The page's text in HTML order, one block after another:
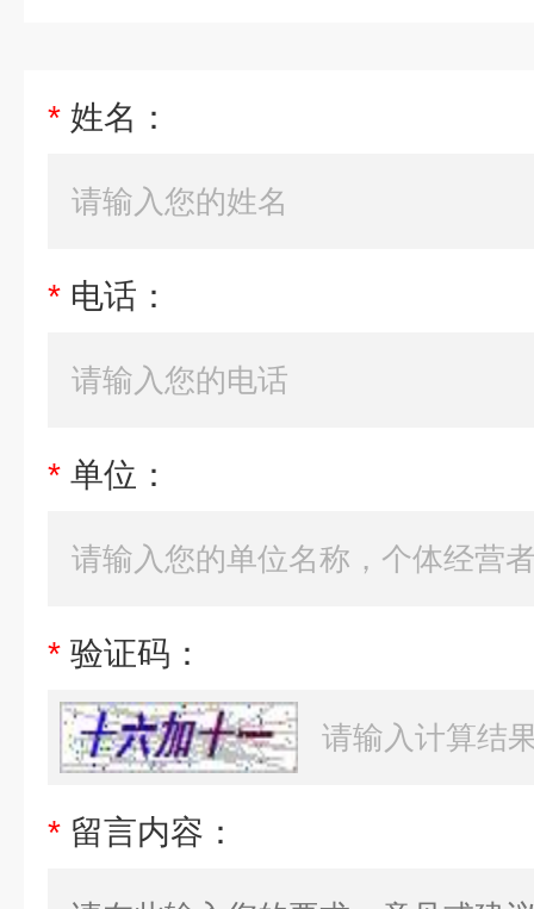
* 姓名：
* 电话：
* 单位：
* 验证码：
* 留言内容：